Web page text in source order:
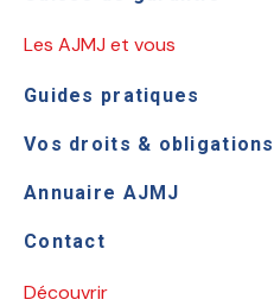
Les AJMJ et vous
Guides pratiques
Vos droits & obligations
Annuaire AJMJ
Contact
Découvrir